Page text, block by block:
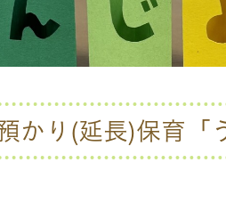
かり(延長)保育「